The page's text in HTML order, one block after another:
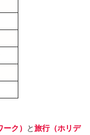
ク） と 旅行（ホリデ